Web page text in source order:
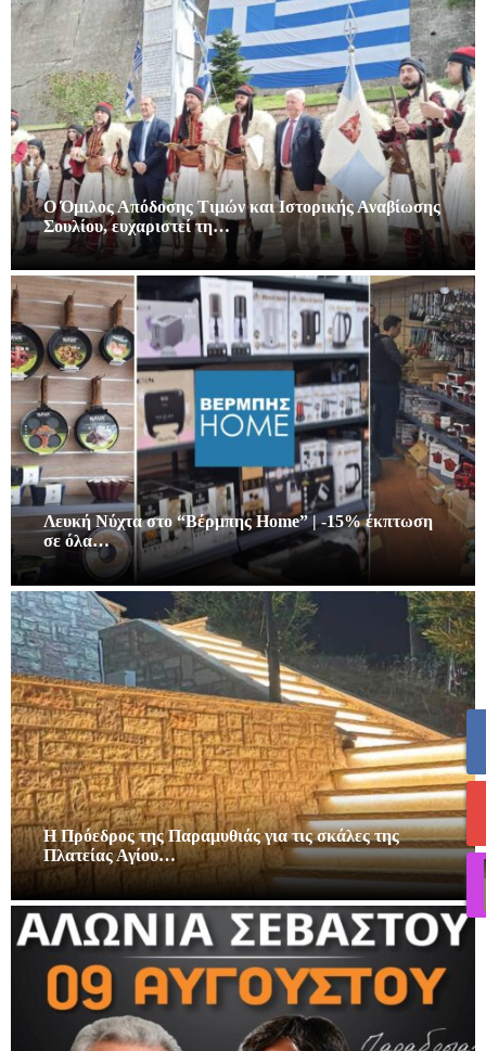
Ο Όμιλος Απόδοσης Τιμών και Ιστορικής Αναβίωσης
Σουλίου, ευχαριστεί τη…
Λευκή Νύχτα στο “Βέρμπης Home” | -15% έκπτωση
σε όλα…
Η Πρόεδρος της Παραμυθιάς για τις σκάλες της
Πλατείας Αγίου…